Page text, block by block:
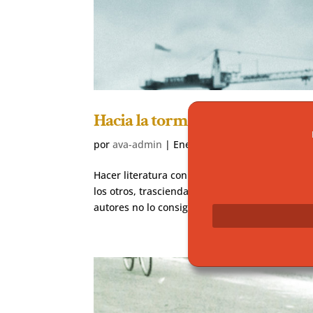
Hacia la tormenta
porava-admin | Ene 3, 2019
Hacer literatura con la vida cotidiana,
los otros, trasciendan y logren interesar a los
autores no lo consiguen nunca. Otros